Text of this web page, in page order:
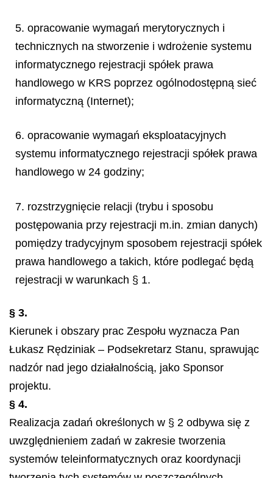
5. opracowanie wymagań merytorycznych i
technicznych na stworzenie i wdrożenie systemu
informatycznego rejestracji spółek prawa
handlowego w KRS poprzez ogólnodostępną sieć
informatyczną (Internet);
6. opracowanie wymagań eksploatacyjnych
systemu informatycznego rejestracji spółek prawa
handlowego w 24 godziny;
7. rozstrzygnięcie relacji (trybu i sposobu
postępowania przy rejestracji m.in. zmian danych)
pomiędzy tradycyjnym sposobem rejestracji spółek
prawa handlowego a takich, które podlegać będą
rejestracji w warunkach § 1.
§ 3.
Kierunek i obszary prac Zespołu wyznacza Pan
Łukasz Rędziniak – Podsekretarz Stanu, sprawując
nadzór nad jego działalnością, jako Sponsor
projektu.
§ 4.
Realizacja zadań określonych w § 2 odbywa się z
uwzględnieniem zadań w zakresie tworzenia
systemów teleinformatycznych oraz koordynacji